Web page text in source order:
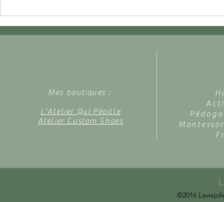
Une fête d'anniversaire pour ses 6
ans (thème la forêt des fées)
Mes boutiques :
L'Atelier Qui Pépille
Atelier Custom Shoes
©2016